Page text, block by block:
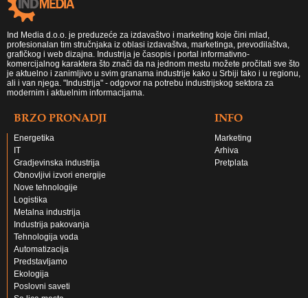
Ind Media d.o.o. je preduzeće za izdavaštvo i marketing koje čini mlad,
profesionalan tim stručnjaka iz oblasi izdavaštva, marketinga, prevodilaštva,
grafičkog i web dizajna. Industrija je časopis i portal informativno-
komercijalnog karaktera što znači da na jednom mestu možete pročitati sve što
je aktuelno i zanimljivo u svim granama industrije kako u Srbiji tako i u regionu,
ali i van njega. "Industrija" - odgovor na potrebu industrijskog sektora za
modernim i aktuelnim informacijama.
BRZO PRONADJI
Energetika
IT
Gradjevinska industrija
Obnovljivi izvori energije
Nove tehnologije
Logistika
Metalna industrija
Industrija pakovanja
Tehnologija voda
Automatizacija
Predstavljamo
Ekologija
Poslovni saveti
INFO
Marketing
Arhiva
Pretplata